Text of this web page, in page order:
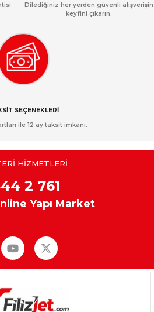
Dilediğiniz her yerden güvenli alışverişin
keyfini çıkarın.
SEÇENEKLERİ
ile 12 ay taksit imkanı.
HİZMETLERİ
2 761
Yapı Market